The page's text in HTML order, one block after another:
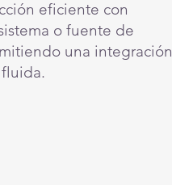
eficiente con
o fuente de
una integración